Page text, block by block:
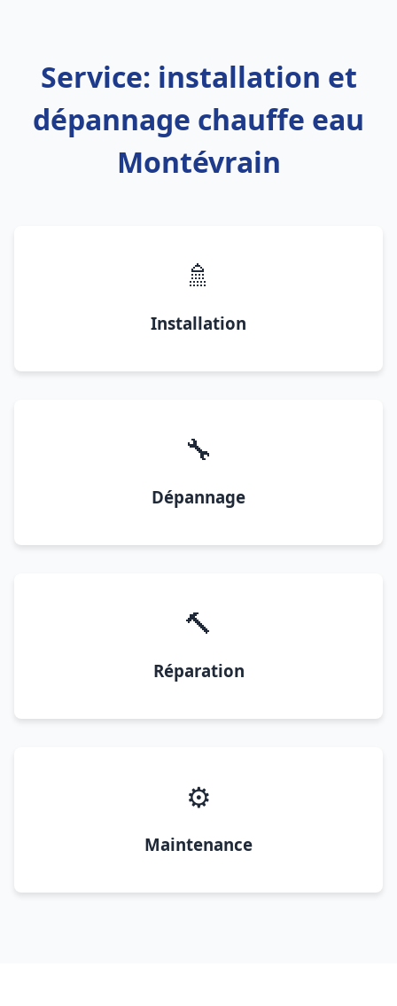
Service: installation et
dépannage chauffe eau
Montévrain
🚿
Installation
🔧
Dépannage
🔨
Réparation
⚙️
Maintenance